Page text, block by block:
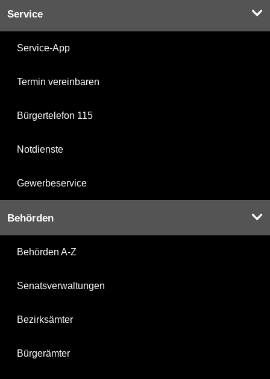
Service
Service-App
Termin vereinbaren
Bürgertelefon 115
Notdienste
Gewerbeservice
Behörden
Behörden A-Z
Senatsverwaltungen
Bezirksämter
Bürgerämter